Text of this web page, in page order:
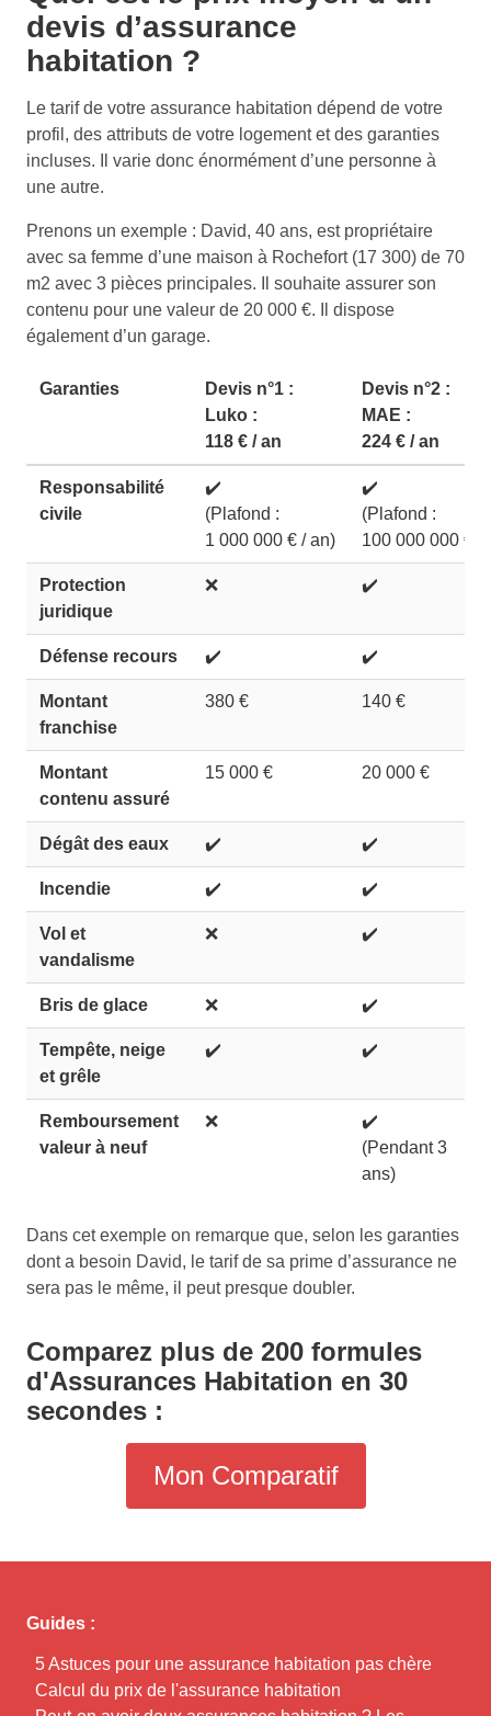
devis d’assurance
habitation ?
Le tarif de votre assurance habitation dépend de votre
profil, des attributs de votre logement et des garanties
incluses. Il varie donc énormément d’une personne à
une autre.
Prenons un exemple : David, 40 ans, est propriétaire
avec sa femme d’une maison à Rochefort (17 300) de 70
m2 avec 3 pièces principales. Il souhaite assurer son
contenu pour une valeur de 20 000 €. Il dispose
également d’un garage.
Garanties
Devis n°1 :
Luko :
118 € / an
Devis n°2 :
MAE :
224 € / an
Responsabilité
civile
✔️
(Plafond :
1 000 000 € / an)
✔️
(Plafond :
100 000 000 €)
Protection
juridique
❌ ✔️
Défense recours ✔️ ✔️
Montant
franchise
380 € 140 €
Montant
contenu assuré
15 000 € 20 000 €
Dégât des eaux ✔️ ✔️
Incendie ✔️ ✔️
Vol et
vandalisme
❌ ✔️
Bris de glace ❌ ✔️
Tempête, neige
et grêle
✔️ ✔️
Remboursement
valeur à neuf
❌
✔️
(Pendant 3
ans)
Dans cet exemple on remarque que, selon les garanties
dont a besoin David, le tarif de sa prime d’assurance ne
sera pas le même, il peut presque doubler.
Comparez plus de 200 formules
d'Assurances Habitation en 30
secondes :
Mon Comparatif
Guides :
5 Astuces pour une assurance habitation pas chère
Calcul du prix de l'assurance habitation